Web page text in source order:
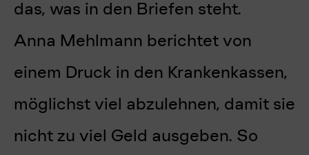
das, was in den Briefen steht.
Anna Mehlmann berichtet von
einem Druck in den Krankenkassen,
möglichst viel abzulehnen, damit sie
nicht zu viel Geld ausgeben. So